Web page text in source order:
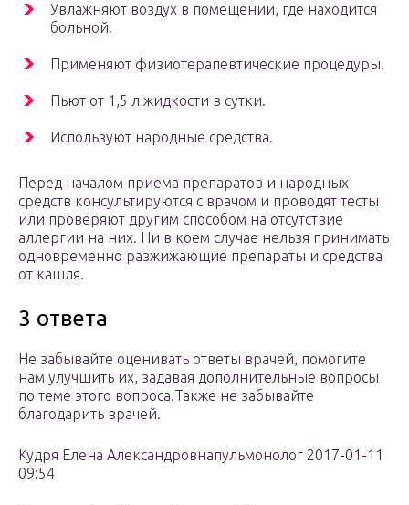
Увлажняют воздух в помещении, где находится
больной.
Применяют физиотерапевтические процедуры.
Пьют от 1,5 л жидкости в сутки.
Используют народные средства.
Перед началом приема препаратов и народных
средств консультируются с врачом и проводят тесты
или проверяют другим способом на отсутствие
аллергии на них. Ни в коем случае нельзя принимать
одновременно разжижающие препараты и средства
от кашля.
3 ответа
Не забывайте оценивать ответы врачей, помогите
нам улучшить их, задавая дополнительные вопросы
по теме этого вопроса.Также не забывайте
благодарить врачей.
Кудря Елена Александровнапульмонолог 2017-01-11
09:54